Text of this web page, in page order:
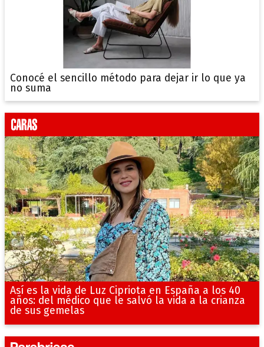
Conocé el sencillo método para dejar ir lo que ya
no suma
Así es la vida de Luz Cipriota en España a los 40
años: del médico que le salvó la vida a la crianza
de sus gemelas